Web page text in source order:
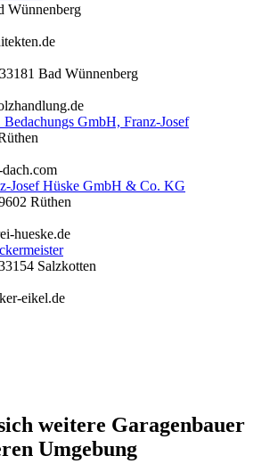
Wünnenberg
Bad Wünnenberg
GmbH, Franz-Josef
Josef Hüske GmbH & Co. KG
Rüthen
hueske.de
Salzkotten
eikel.de
weitere Garagenbauer
Umgebung